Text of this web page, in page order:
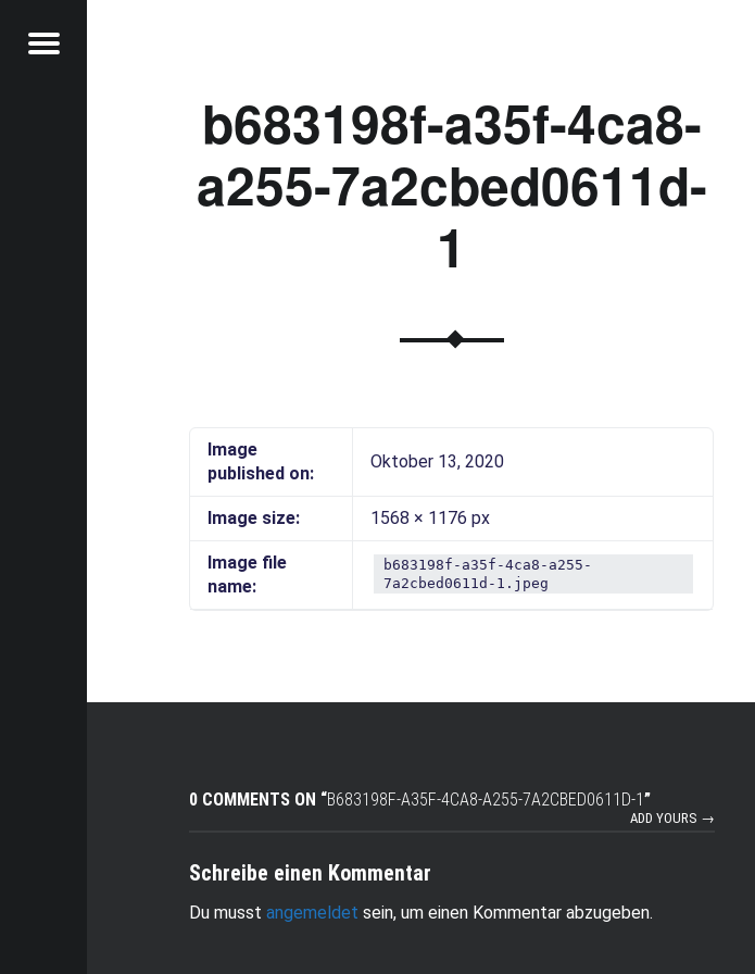
Menu
b683198f-a35f-4ca8-
a255-7a2cbed0611d-
1
Image
published on:
Oktober 13, 2020
Image size: 1568 × 1176 px
Image file
name:
b683198f-a35f-4ca8-a255-
7a2cbed0611d-1.jpeg
0 COMMENTS ON “B683198F-A35F-4CA8-A255-7A2CBED0611D-1”
ADD YOURS →
Schreibe einen Kommentar
Du musstangemeldet sein, um einen Kommentar abzugeben.